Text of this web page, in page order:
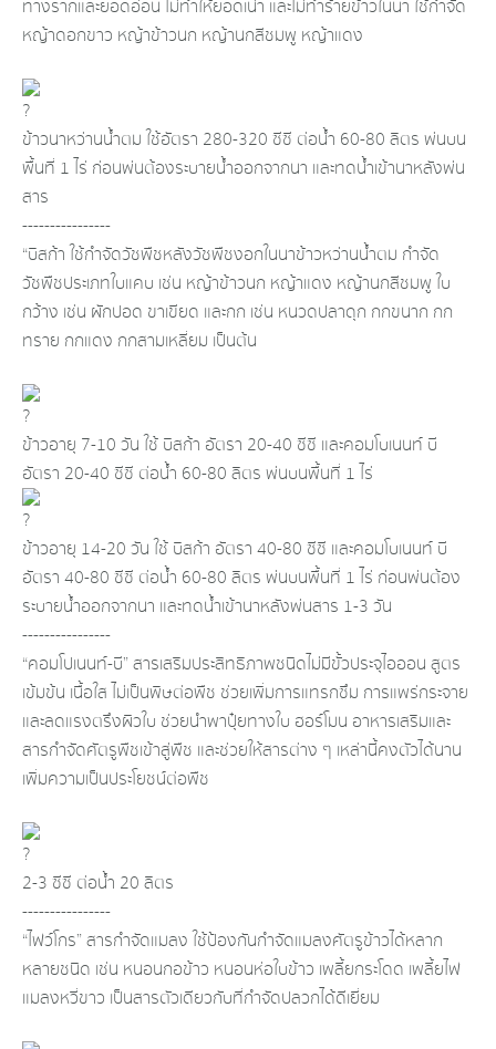
ทางรากและยอดอ่อน ไม่ทำให้ยอดเน่า และไม่ทำร้ายข้าวในนา ใช้กำจัด
หญ้าดอกขาว หญ้าข้าวนก หญ้านกสีชมพู หญ้าแดง
ข้าวนาหว่านน้ำตม ใช้อัตรา 280-320 ซีซี ต่อน้ำ 60-80 ลิตร พ่นบน
พื้นที่ 1 ไร่ ก่อนพ่นต้องระบายน้ำออกจากนา และทดน้ำเข้านาหลังพ่น
สาร
----------------
“บิสก้า ใช้กำจัดวัชพืชหลังวัชพืชงอกในนาข้าวหว่านน้ำตม กำจัด
วัชพืชประเภทใบแคบ เช่น หญ้าข้าวนก หญ้าแดง หญ้านกสีชมพู ใบ
กว้าง เช่น ผักปอด ขาเขียด และกก เช่น หนวดปลาดุก กกขนาก กก
ทราย กกแดง กกสามเหลี่ยม เป็นต้น
ข้าวอายุ 7-10 วัน ใช้ บิสก้า อัตรา 20-40 ซีซี และคอมโบเนนท์ บี
อัตรา 20-40 ซีซี ต่อน้ำ 60-80 ลิตร พ่นบนพื้นที่ 1 ไร่
ข้าวอายุ 14-20 วัน ใช้ บิสก้า อัตรา 40-80 ซีซี และคอมโบเนนท์ บี
อัตรา 40-80 ซีซี ต่อน้ำ 60-80 ลิตร พ่นบนพื้นที่ 1 ไร่ ก่อนพ่นต้อง
ระบายน้ำออกจากนา และทดน้ำเข้านาหลังพ่นสาร 1-3 วัน
----------------
“คอมโปเนนท์-บี” สารเสริมประสิทธิภาพชนิดไม่มีขั้วประจุไอออน สูตร
เข้มข้น เนื้อใส ไม่เป็นพิษต่อพืช ช่วยเพิ่มการแทรกซึม การแพร่กระจาย
และลดแรงตรึงผิวใบ ช่วยนำพาปุ๋ยทางใบ ฮอร์โมน อาหารเสริมและ
สารกำจัดศัตรูพืชเข้าสู่พืช และช่วยให้สารต่าง ๆ เหล่านี้คงตัวได้นาน
เพิ่มความเป็นประโยชน์ต่อพืช
2-3 ซีซี ต่อน้ำ 20 ลิตร
----------------
“ไฟว์โกร” สารกำจัดแมลง ใช้ป้องกันกำจัดแมลงศัตรูข้าวได้หลาก
หลายชนิด เช่น หนอนกอข้าว หนอนห่อใบข้าว เพลี้ยกระโดด เพลี้ยไฟ
แมลงหวี่ขาว เป็นสารตัวเดียวกับที่กำจัดปลวกได้ดีเยี่ยม